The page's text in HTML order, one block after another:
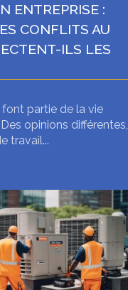
ENTREPRISE :
CONFLITS AU
ILS LES
partie de la vie
opinions différentes,
travail...